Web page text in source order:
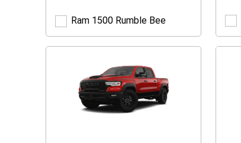
Ram 1500 Rumble Bee
Ram
1500